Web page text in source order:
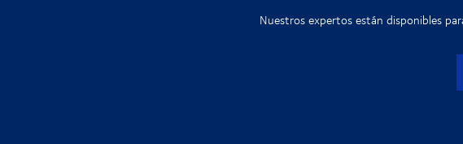
Nuestros expertos están disponibles